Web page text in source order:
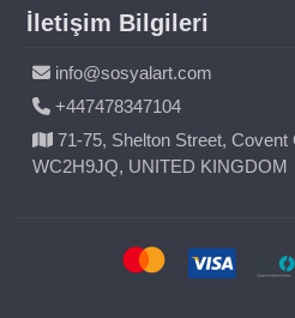
İletişim Bilgileri
info@sosyalart.com
+447478347104
71-75, Shelton Street, Covent
WC2H9JQ, UNITED KINGDOM